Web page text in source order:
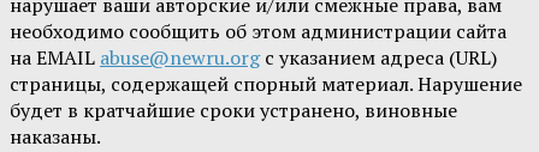
нарушает ваши авторские и/или смежные права, вам
необходимо сообщить об этом администрации сайта
на EMAIL abuse@newru.orgс указанием адреса (URL)
страницы, содержащей спорный материал. Нарушение
будет в кратчайшие сроки устранено, виновные
наказаны.